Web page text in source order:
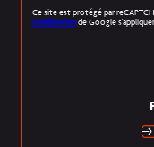
Ce site est protégé par
d'utilisationde Google